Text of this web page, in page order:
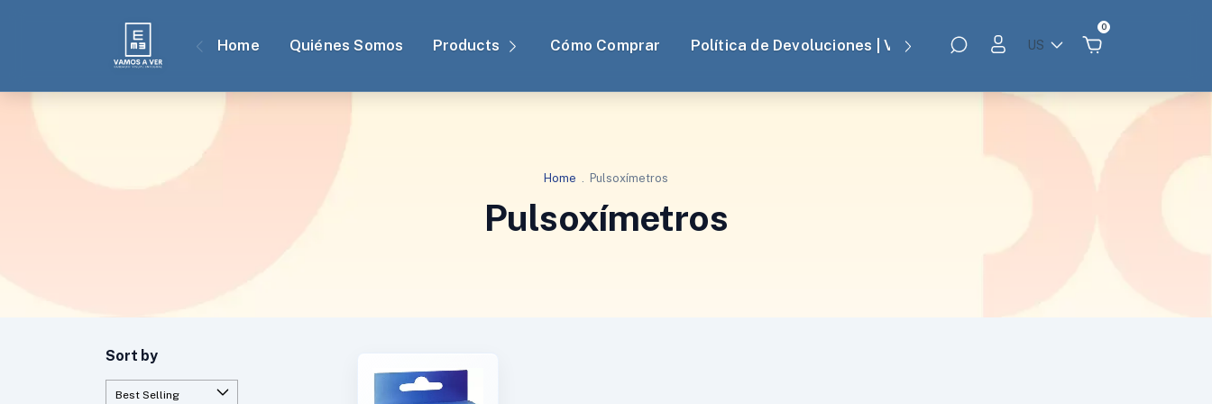
Home Quiénes Somos Products Cómo Comprar Política de Devoluciones | Vamos A Ver Contact Blog
US
0
Home Pulsoxímetros
Pulsoxímetros
Sort by